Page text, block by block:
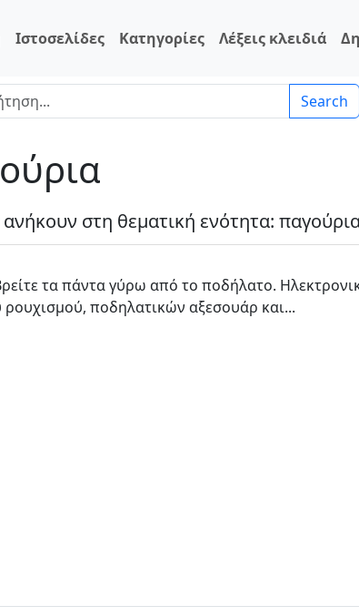
Ιστοσελίδες Κατηγορίες Λέξεις κλειδιά
Search
στη θεματική ενότητα:
τα πάντα γύρω από το ποδήλατο.
ποδηλατικών αξεσουάρ και...